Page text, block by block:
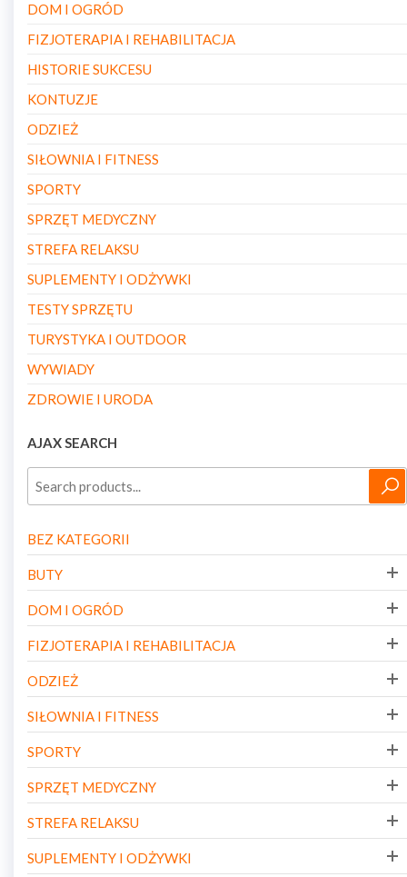
DOM I OGRÓD
FIZJOTERAPIA I REHABILITACJA
HISTORIE SUKCESU
KONTUZJE
ODZIEŻ
SIŁOWNIA I FITNESS
SPORTY
SPRZĘT MEDYCZNY
STREFA RELAKSU
SUPLEMENTY I ODŻYWKI
TESTY SPRZĘTU
TURYSTYKA I OUTDOOR
WYWIADY
ZDROWIE I URODA
AJAX SEARCH
BEZ KATEGORII
BUTY
DOM I OGRÓD
FIZJOTERAPIA I REHABILITACJA
ODZIEŻ
SIŁOWNIA I FITNESS
SPORTY
SPRZĘT MEDYCZNY
STREFA RELAKSU
SUPLEMENTY I ODŻYWKI